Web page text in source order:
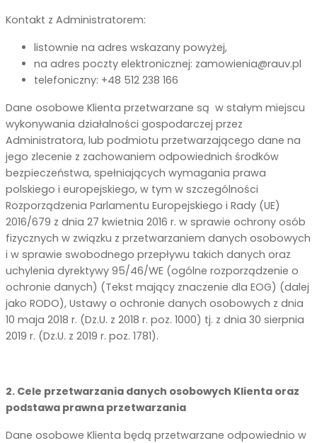
Kontakt z Administratorem:
listownie na adres wskazany powyżej,
na adres poczty elektronicznej: zamowienia@rauv.pl
telefoniczny: +48 512 238 166
Dane osobowe Klienta przetwarzane są w stałym miejscu
wykonywania działalności gospodarczej przez
Administratora, lub podmiotu przetwarzającego dane na
jego zlecenie z zachowaniem odpowiednich środków
bezpieczeństwa, spełniających wymagania prawa
polskiego i europejskiego, w tym w szczególności
Rozporządzenia Parlamentu Europejskiego i Rady (UE)
2016/679 z dnia 27 kwietnia 2016 r. w sprawie ochrony osób
fizycznych w związku z przetwarzaniem danych osobowych
i w sprawie swobodnego przepływu takich danych oraz
uchylenia dyrektywy 95/46/WE (ogólne rozporządzenie o
ochronie danych) (Tekst mający znaczenie dla EOG) (dalej
jako RODO), Ustawy o ochronie danych osobowych z dnia
10 maja 2018 r. (Dz.U. z 2018 r. poz. 1000) tj. z dnia 30 sierpnia
2019 r. (Dz.U. z 2019 r. poz. 1781).
2. Cele przetwarzania danych osobowych Klienta oraz
podstawa prawna przetwarzania
Dane osobowe Klienta będą przetwarzane odpowiednio w